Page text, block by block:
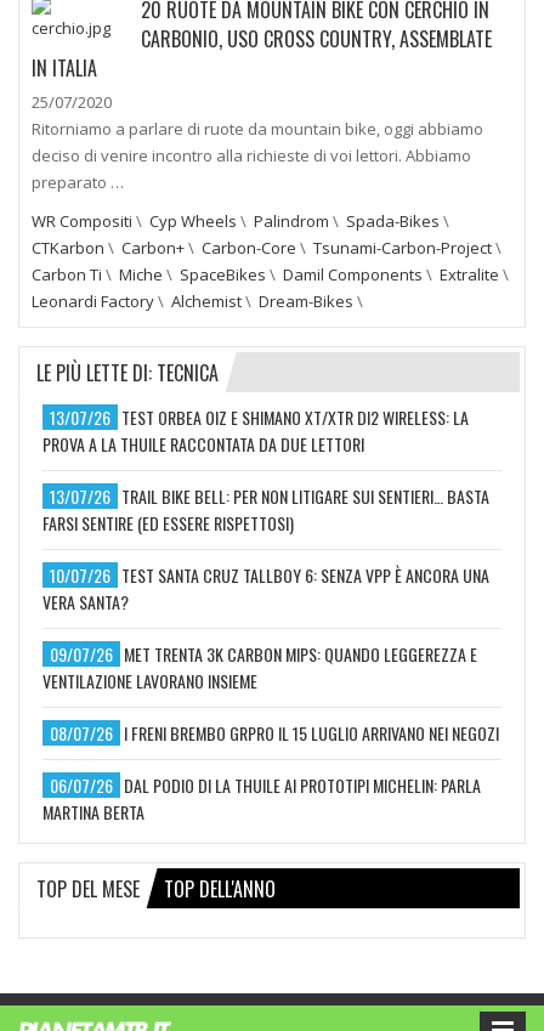
20 RUOTE DA MOUNTAIN BIKE CON CERCHIO IN
CARBONIO, USO CROSS COUNTRY, ASSEMBLATE
IN ITALIA
25/07/2020
Ritorniamo a parlare di ruote da mountain bike, oggi abbiamo
deciso di venire incontro alla richieste di voi lettori. Abbiamo
preparato …
WR Compositi \ Cyp Wheels \ Palindrom \ Spada-Bikes \
CTKarbon \ Carbon+\ Carbon-Core \ Tsunami-Carbon-Project\
Carbon Ti \ Miche \ SpaceBikes \ Damil Components \ Extralite \
Leonardi Factory\ Alchemist\ Dream-Bikes \
LE PIÙ LETTE DI: TECNICA
13/07/26 TEST ORBEA OIZ E SHIMANO XT/XTR DI2 WIRELESS: LA
PROVA A LA THUILE RACCONTATA DA DUE LETTORI
13/07/26 TRAIL BIKE BELL: PER NON LITIGARE SUI SENTIERI… BASTA
FARSI SENTIRE (ED ESSERE RISPETTOSI)
10/07/26 TEST SANTA CRUZ TALLBOY 6: SENZA VPP È ANCORA UNA
VERA SANTA?
09/07/26 MET TRENTA 3K CARBON MIPS: QUANDO LEGGEREZZA E
VENTILAZIONE LAVORANO INSIEME
08/07/26 I FRENI BREMBO GRPRO IL 15 LUGLIO ARRIVANO NEI NEGOZI
06/07/26 DAL PODIO DI LA THUILE AI PROTOTIPI MICHELIN: PARLA
MARTINA BERTA
TOP DEL MESE TOP DELL'ANNO